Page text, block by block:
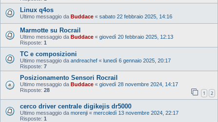
Linux q4os
Ultimo messaggio da Buddace « sabato 22 febbraio 2025, 14:16
Marmotte su Rocrail
Ultimo messaggio da Buddace « giovedì 20 febbraio 2025, 12:13
Risposte: 1
TC e composizioni
Ultimo messaggio da andreachef « lunedì 6 gennaio 2025, 20:17
Risposte: 7
Posizionamento Sensori Rocrail
Ultimo messaggio da Buddace « giovedì 28 novembre 2024, 14:17
Risposte: 28 1 2
cerco driver centrale digikejis dr5000
Ultimo messaggio da morenji « mercoledì 13 novembre 2024, 22:17
Risposte: 1